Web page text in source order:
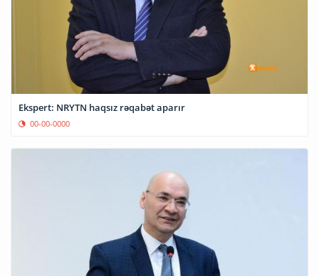
Ekspert: NRYTN haqsız rəqabət aparır
00-00-0000